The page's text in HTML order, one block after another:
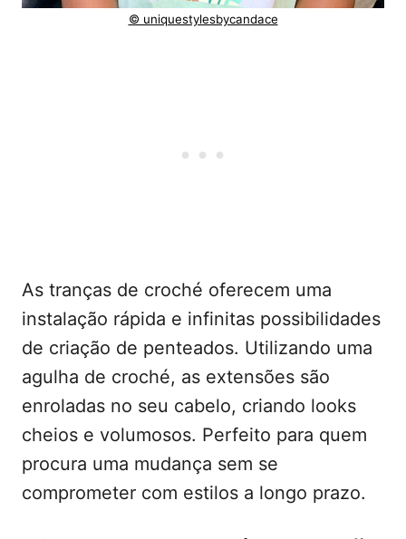
© uniquestylesbycandace
As tranças de croché oferecem uma
instalação rápida e infinitas possibilidades
de criação de penteados. Utilizando uma
agulha de croché, as extensões são
enroladas no seu cabelo, criando looks
cheios e volumosos. Perfeito para quem
procura uma mudança sem se
comprometer com estilos a longo prazo.